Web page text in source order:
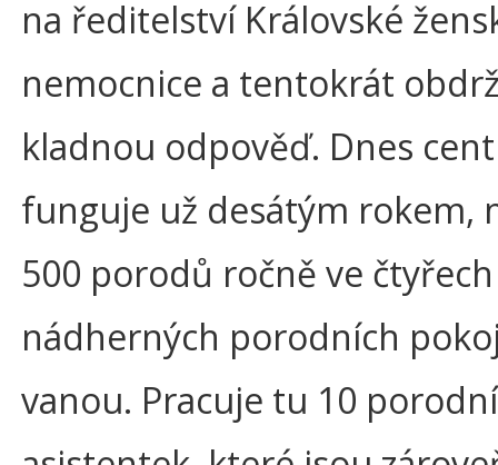
na ředitelství Královské
nemocnice a tentokrát
kladnou odpověď. Dnes
funguje už desátým rokem,
500 porodů ročně ve čtyřech
nádherných porodních
vanou. Pracuje tu 10